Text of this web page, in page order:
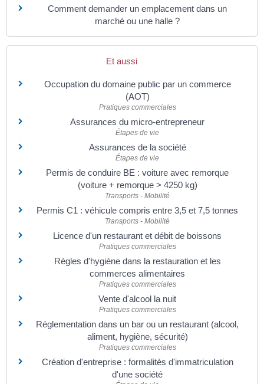
Comment demander un emplacement dans un
marché ou une halle ?
Et aussi
Occupation du domaine public par un commerce
(AOT)
Pratiques commerciales
Assurances du micro-entrepreneur
Étapes de vie
Assurances de la société
Étapes de vie
Permis de conduire BE : voiture avec remorque
(voiture + remorque > 4250 kg)
Transports - Mobilité
Permis C1 : véhicule compris entre 3,5 et 7,5 tonnes
Transports - Mobilité
Licence d'un restaurant et débit de boissons
Pratiques commerciales
Règles d'hygiène dans la restauration et les
commerces alimentaires
Pratiques commerciales
Vente d'alcool la nuit
Pratiques commerciales
Réglementation dans un bar ou un restaurant (alcool,
aliment, hygiène, sécurité)
Pratiques commerciales
Création d'entreprise : formalités d'immatriculation
d'une société